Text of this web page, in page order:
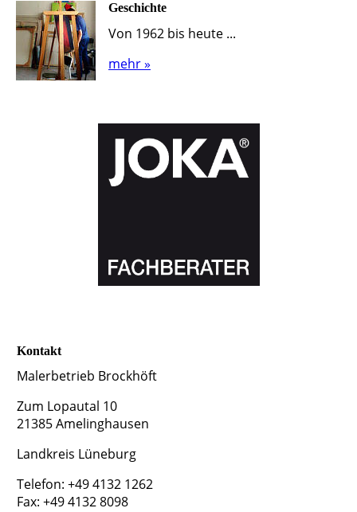
Geschichte
Von 1962 bis heute ...
mehr »
Kontakt
Malerbetrieb Brockhöft
Zum Lopautal 10
21385 Amelinghausen
Landkreis Lüneburg
Telefon: +49 4132 1262
Fax: +49 4132 8098